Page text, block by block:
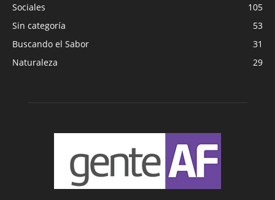
Sociales
105
Sin categoría
53
Buscando el Sabor
31
Naturaleza
29